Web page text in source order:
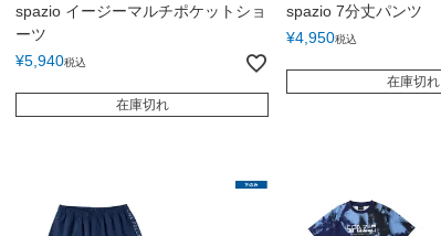
spazio イージーマルチポケットショ
ーツ
¥5,940税込
在庫切れ
spazio 7分丈パンツ
¥4,950税込
在庫切れ